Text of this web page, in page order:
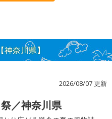
奈川県】
2026/08/07 更新
／神奈川県